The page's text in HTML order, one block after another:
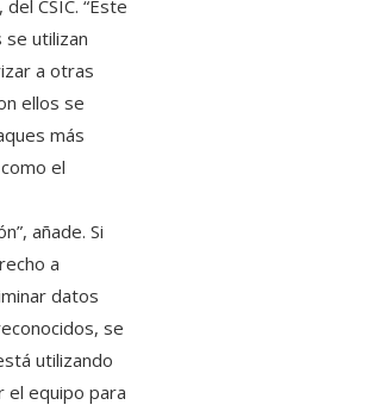
CSIC. “Este
utilizan
a otras
ellos se
más
el
añade. Si
a
datos
se
utilizando
el equipo para